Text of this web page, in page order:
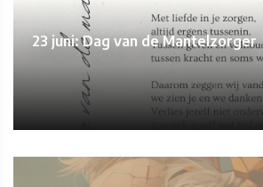
23 juni: Dag van de Mantelzorger